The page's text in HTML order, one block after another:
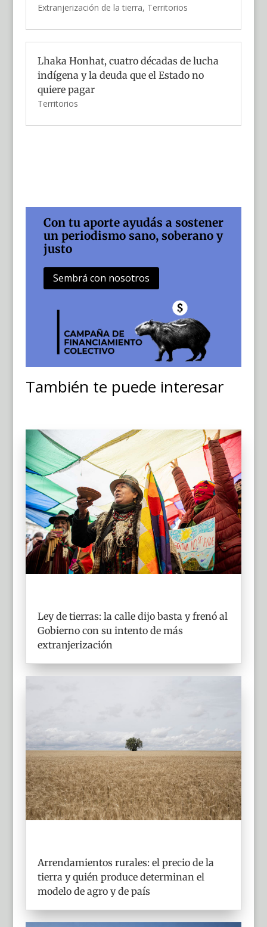
Extranjerización de la tierra, Territorios
Lhaka Honhat, cuatro décadas de lucha
indígena y la deuda que el Estado no
quiere pagar
Territorios
Con tu aporte ayudás a sostener
un periodismo sano, soberano y
justo
Sembrá con nosotros
También te puede interesar
Ley de tierras: la calle dijo basta y frenó al
Gobierno con su intento de más
extranjerización
Arrendamientos rurales: el precio de la
tierra y quién produce determinan el
modelo de agro y de país